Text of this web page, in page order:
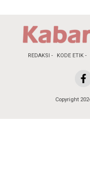
REDAKSI KODE ETIK
Copyright